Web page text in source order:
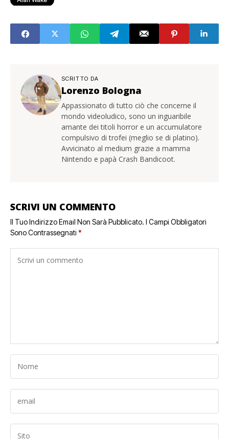
SCRITTO DA
Lorenzo Bologna
Appassionato di tutto ciò che concerne il
mondo videoludico, sono un inguaribile
amante dei titoli horror e un accumulatore
compulsivo di trofei (meglio se di platino).
Avvicinato al medium grazie a mamma
Nintendo e papà Crash Bandicoot.
SCRIVI UN COMMENTO
Il Tuo Indirizzo Email Non Sarà Pubblicato. I Campi Obbligatori
Sono Contrassegnati *